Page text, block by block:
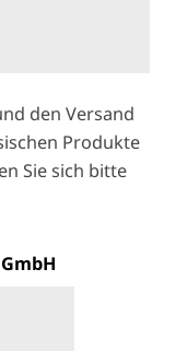
den Versand
Produkte
Sie sich bitte